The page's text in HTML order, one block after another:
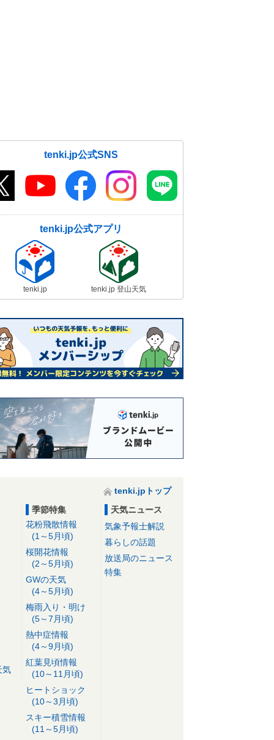
tenki.jp公式SNS
tenki.jp公式アプリ
tenki.jp tenki.jp 登山天気
tenki.jpトップ
気
季節特集
花粉飛散情報
(1～5月頃)
桜開花情報
(2～5月頃)
GWの天気
(4～5月頃)
梅雨入り・明け
(5～7月頃)
熱中症情報
(4～9月頃)
紅葉見頃情報
(10～11月頃)
ヒートショック
(10～3月頃)
スキー積雪情報
(11～5月頃)
天気ニュース
気象予報士解説
暮らしの話題
放送局のニュース
特集